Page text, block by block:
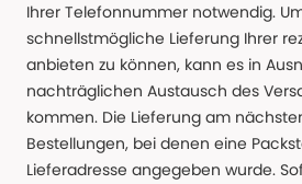
Ihrer Telefonnummer notwendig.
schnellstmögliche Lieferung Ihrer
anbieten zu können, kann es in
nachträglichen Austausch des
kommen. Die Lieferung am
Bestellungen, bei denen eine
Lieferadresse angegeben wurde.